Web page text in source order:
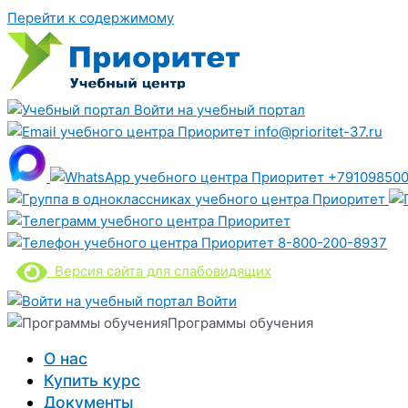
Перейти к содержимому
Войти на учебный портал
info@prioritet-37.ru
8-800-200-8937
Версия сайта для слабовидящих
Войти
Программы обучения
О нас
Купить курс
Документы